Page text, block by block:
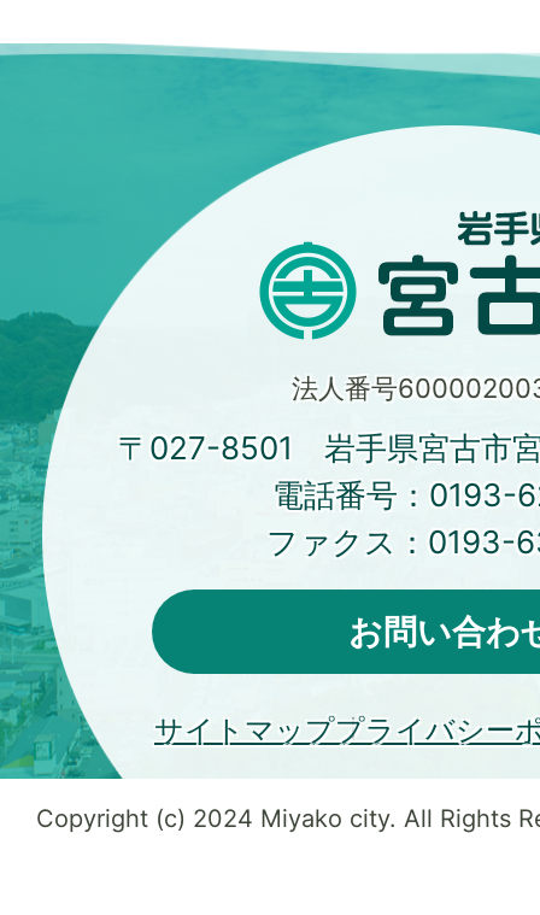
法人番号
〒027-8501 岩手県宮古市
電話番号： 0193-
ファクス： 0193-
お問い合わ
サイトマッププライバシー
Copyright (c) 2024 Miyako city. All Rights